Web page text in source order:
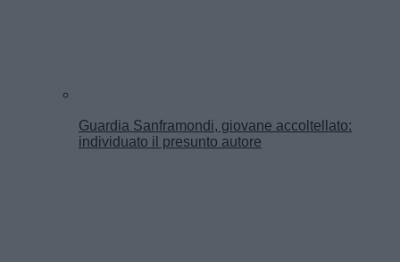
Guardia Sanframondi, giovane accoltellato:
individuato il presunto autore